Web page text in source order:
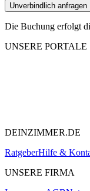
Unverbindlich anfragen
Die Buchung erfolgt
UNSERE PORTALE
DEINZIMMER.DE
RatgeberHilfe &
UNSERE FIRMA